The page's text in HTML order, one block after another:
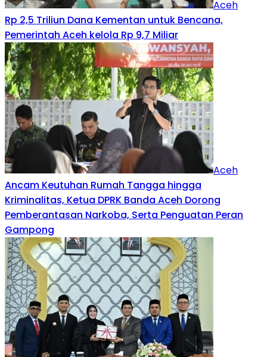
Aceh
Rp 2,5 Triliun Dana Kementan untuk Bencana,
Pemerintah Aceh kelola Rp 9,7 Miliar‎
Aceh
Ancam Keutuhan Rumah Tangga hingga
Kriminalitas, Ketua DPRK Banda Aceh Dorong
Pemberantasan Narkoba, Serta Penguatan Peran
Gampong